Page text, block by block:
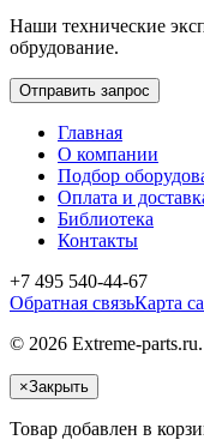
Наши технические
обрудование.
Отправить запрос
Главная
О компании
Подбор
Оплата и
Библиотека
Контакты
+7 495 540-44-67
Обратная связьКарта
© 2026 Extreme-
×Закрыть
Товар добавлен в